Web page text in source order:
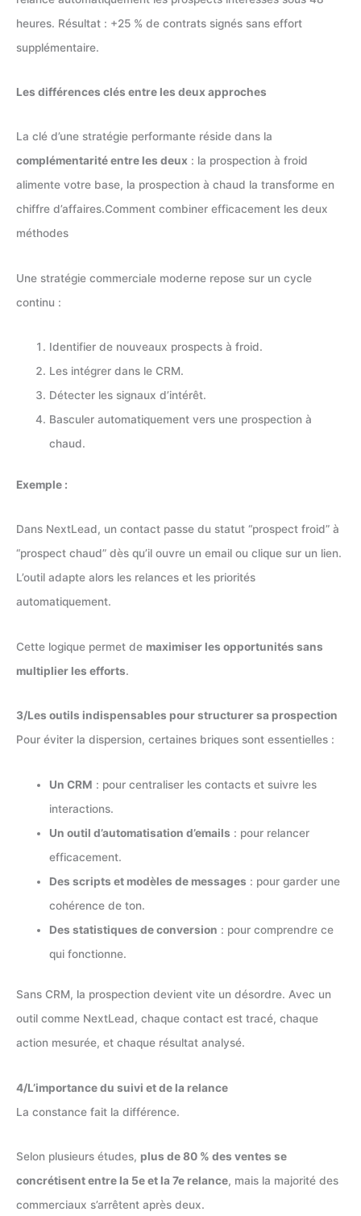
heures. Résultat : +25 % de contrats signés sans effort
supplémentaire.
Les différences clés entre les deux approches
La clé d’une stratégie performante réside dans la
complémentarité entre les deux : la prospection à froid
alimente votre base, la prospection à chaud la transforme en
chiffre d’affaires.Comment combiner efficacement les deux
méthodes
Une stratégie commerciale moderne repose sur un cycle
continu :
Identifier de nouveaux prospects à froid.
Les intégrer dans le CRM.
Détecter les signaux d’intérêt.
Basculer automatiquement vers une prospection à
chaud.
Exemple :
Dans NextLead, un contact passe du statut “prospect froid” à
“prospect chaud” dès qu’il ouvre un email ou clique sur un lien.
L’outil adapte alors les relances et les priorités
automatiquement.
Cette logique permet de maximiser les opportunités sans
multiplier les efforts.
3/Les outils indispensables pour structurer sa prospection
Pour éviter la dispersion, certaines briques sont essentielles :
Un CRM : pour centraliser les contacts et suivre les
interactions.
Un outil d’automatisation d’emails : pour relancer
efficacement.
Des scripts et modèles de messages : pour garder une
cohérence de ton.
Des statistiques de conversion : pour comprendre ce
qui fonctionne.
Sans CRM, la prospection devient vite un désordre. Avec un
outil comme NextLead, chaque contact est tracé, chaque
action mesurée, et chaque résultat analysé.
4/L’importance du suivi et de la relance
La constance fait la différence.
Selon plusieurs études, plus de 80 % des ventes se
concrétisent entre la 5e et la 7e relance, mais la majorité des
commerciaux s’arrêtent après deux.